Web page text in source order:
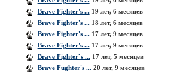
Brave Fighter's ...19 лет, 6 месяцев
Brave Fighter's ...18 лет, 6 месяцев
Brave Fighter's ...17 лет, 9 месяцев
Brave Fighter's ...17 лет, 9 месяцев
Brave Fighter`s ...17 лет, 5 месяцев
Brave Fughter's ...20 лет, 9 месяцев